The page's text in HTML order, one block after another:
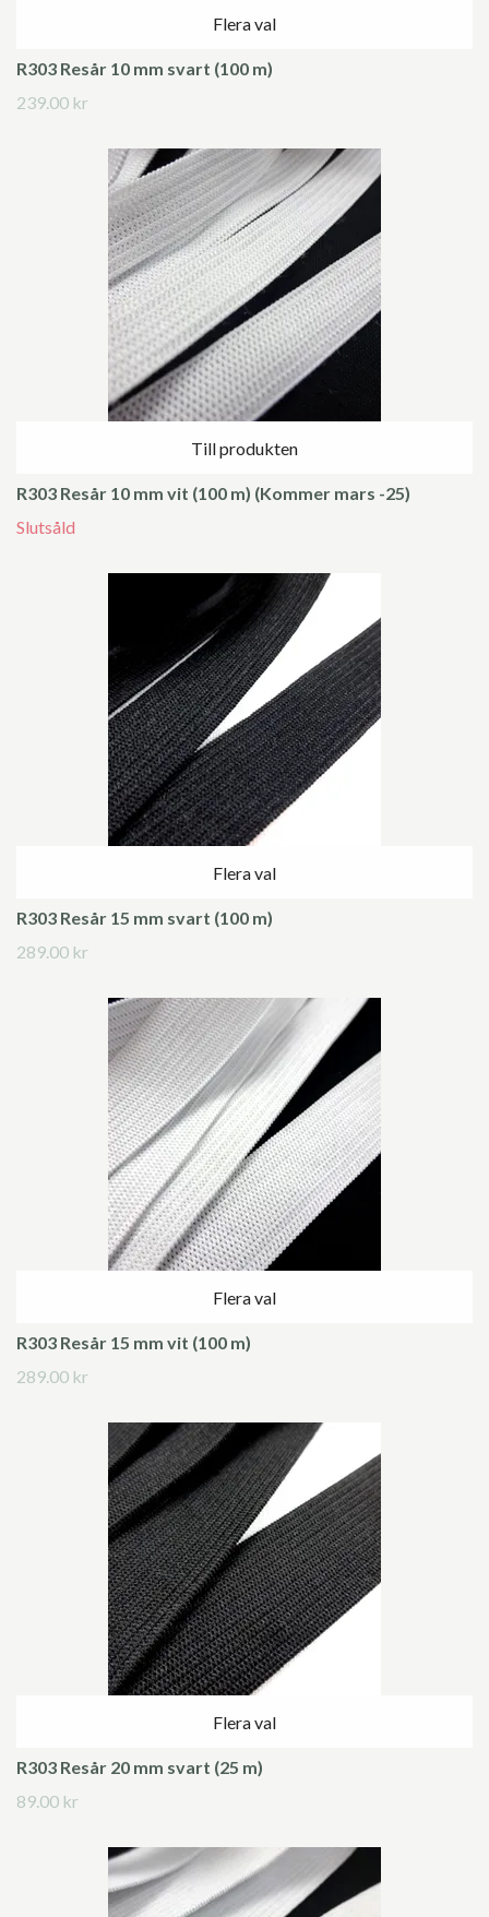
Flera val
R303 Resår 10 mm svart (100 m)
239.00 kr
Till produkten
R303 Resår 10 mm vit (100 m) (Kommer mars -25)
Slutsåld
Flera val
R303 Resår 15 mm svart (100 m)
289.00 kr
Flera val
R303 Resår 15 mm vit (100 m)
289.00 kr
Flera val
R303 Resår 20 mm svart (25 m)
89.00 kr